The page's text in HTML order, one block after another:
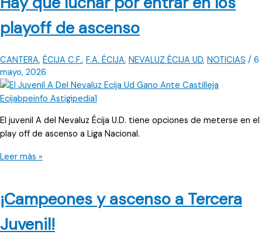
liga
victoria
playoff de ascenso
CANTERA, ÉCIJA C.F., F.A. ÉCIJA, NEVALUZ ÉCIJA UD, NOTICIAS / 6
mayo, 2026
El juvenil A del Nevaluz Écija U.D. tiene opciones de meterse en el
play off de ascenso a Liga Nacional.
Hay
por
entrar
en
Leer más »
¡Campeones y ascenso a Tercera
Juvenil!